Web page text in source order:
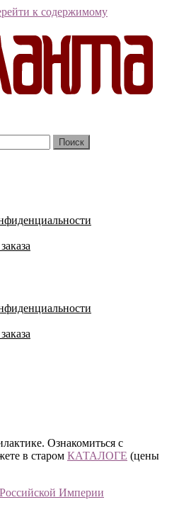
к содержимому
Ознакомиться с
в старом КАТАЛОГЕ (цены